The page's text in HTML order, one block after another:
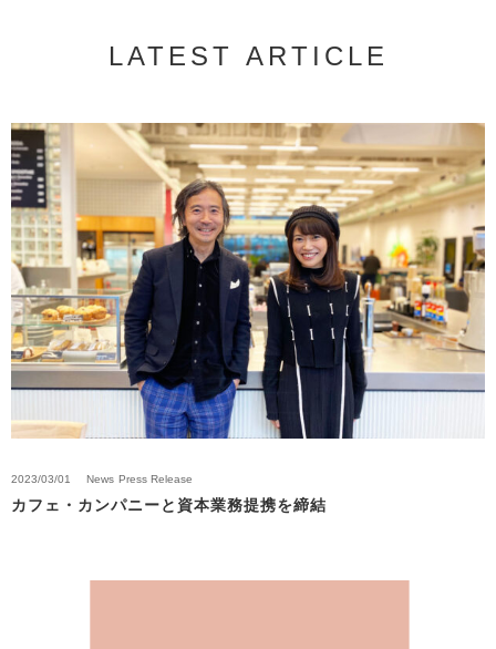
LATEST ARTICLE
2023/03/01 News Press Release
カフェ・カンパニーと資本業務提携を締結